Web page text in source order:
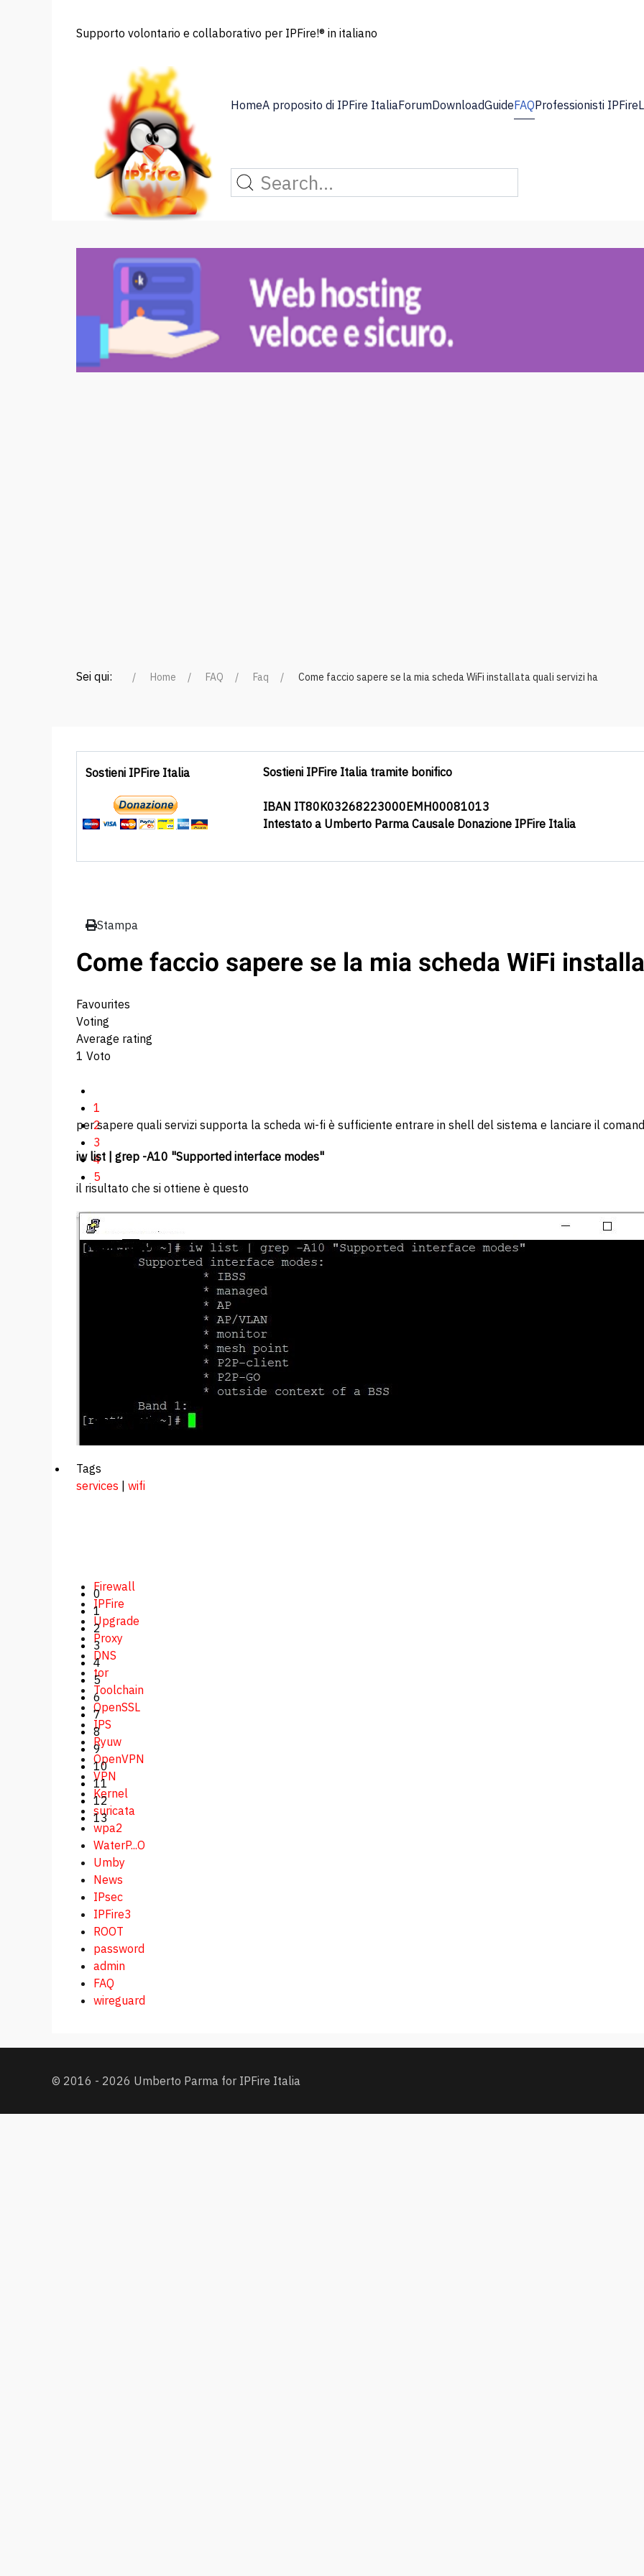
Supporto volontario e collaborativo per IPFire!® in italiano
HomeA proposito di IPFire ItaliaForumDownloadGuideFAQProfessionisti IPFire
0
1
2
3
4
5
6
7
8
9
10
11
12
13
Sei qui: Home FAQ Faq Come faccio sapere se la mia scheda WiFi installata quali servizi ha
Sostieni IPFire Italia Sostieni IPFire Italia tramite bonifico
IBAN IT80K03268223000EMH00081013
Intestato a Umberto Parma Causale Donazione IPFire Italia
Stampa
Come faccio sapere se la mia scheda WiFi
Favourites
Voting
Average rating
1 Voto
1
2
3
4
5
per sapere quali servizi supporta la scheda wi-fi è sufficiente entrare in shell del sistema e lanciare il
iw list | grep -A10 "Supported interface modes"
il risultato che si ottiene è questo
Tags
services
wifi
Firewall
IPFire
Upgrade
Proxy
DNS
tor
Toolchain
OpenSSL
IPS
Ryuw
OpenVPN
VPN
Kernel
suricata
wpa2
WaterP...O
Umby
News
IPsec
IPFire3
ROOT
password
admin
FAQ
wireguard
© 2016 - 2026 Umberto Parma for IPFire Italia